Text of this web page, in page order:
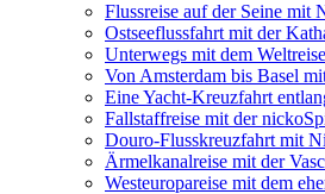
Flussreise auf der Seine mit
Ostseeflussfahrt mit der
Unterwegs mit dem
Von Amsterdam bis Basel
Eine Yacht-Kreuzfahrt
Fallstaffreise mit der
Douro-Flusskreuzfahrt mit
Ärmelkanalreise mit der
Westeuropareise mit dem